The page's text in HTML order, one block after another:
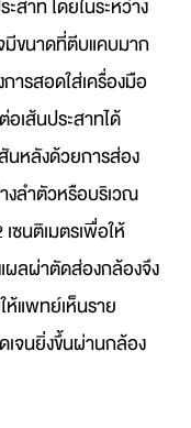
สาท โดยในระหว่าง
มีขนาดที่ตีบแคบมาก
การสอดใส่เครื่องมือ
เส้นประสาทได้
นหลังด้วยการส่อง
งลำตัวหรือบริเวณ
ซนติเมตรเพื่อให้
ผลผ่าตัดส่องกล้องจึง
ห้แพทย์เห็นราย
เจนยิ่งขึ้นผ่านกล้อง